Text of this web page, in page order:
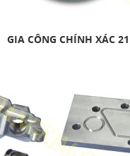
GIA CÔNG CHÍNH XÁC 21